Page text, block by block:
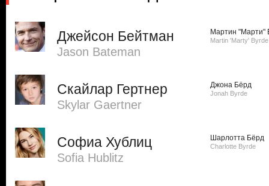
Джейсон Бейтман
Jason Bateman
Мартин "Марти"
Martin 'Marty' Byrde
Скайлар Гертнер
Skylar Gaertner
Джона Бёрд
Jonah Byrde
Софиа Хублиц
Sofia Hublitz
Шарлотта Бёрд
Charlotte Byrde